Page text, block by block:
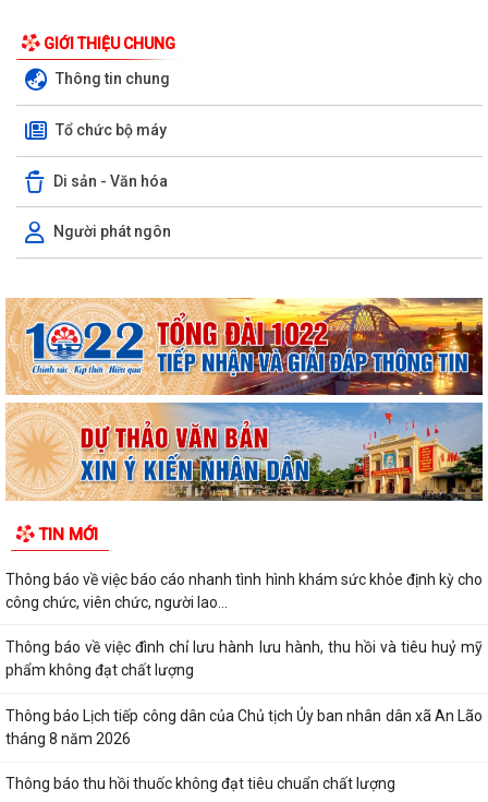
GIỚI THIỆU CHUNG
Thông tin chung
Tổ chức bộ máy
Di sản - Văn hóa
Người phát ngôn
TIN MỚI
Thông báo về việc báo cáo nhanh tình hình khám sức khỏe định kỳ cho
công chức, viên chức, người lao...
Thông báo về việc đình chỉ lưu hành lưu hành, thu hồi và tiêu huỷ mỹ
phẩm không đạt chất lượng
Thông báo Lịch tiếp công dân của Chủ tịch Ủy ban nhân dân xã An Lão
tháng 8 năm 2026
Thông báo thu hồi thuốc không đạt tiêu chuẩn chất lượng